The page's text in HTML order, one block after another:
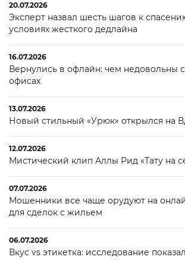
20.07.2026
Эксперт назвал шесть шагов к
условиях жесткого дедлайна
16.07.2026
Вернулись в офлайн: чем недовольны
офисах
13.07.2026
Новый стильный «Урюк» открылся на
12.07.2026
Мистический клип Аллы Рид «Тату на
07.07.2026
Мошенники все чаще орудуют на
для сделок с жильем
06.07.2026
Вкус vs этикетка: исследование